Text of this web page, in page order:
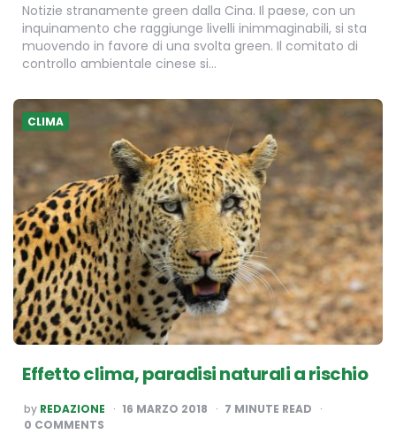
Notizie stranamente green dalla Cina. Il paese, con un
inquinamento che raggiunge livelli inimmaginabili, si sta
muovendo in favore di una svolta green. Il comitato di
controllo ambientale cinese si…
CLIMA
Effetto clima, paradisi naturali a rischio
POSTED
BY
by REDAZIONE 16 MARZO 2018 7 MINUTE READ
0 COMMENTS